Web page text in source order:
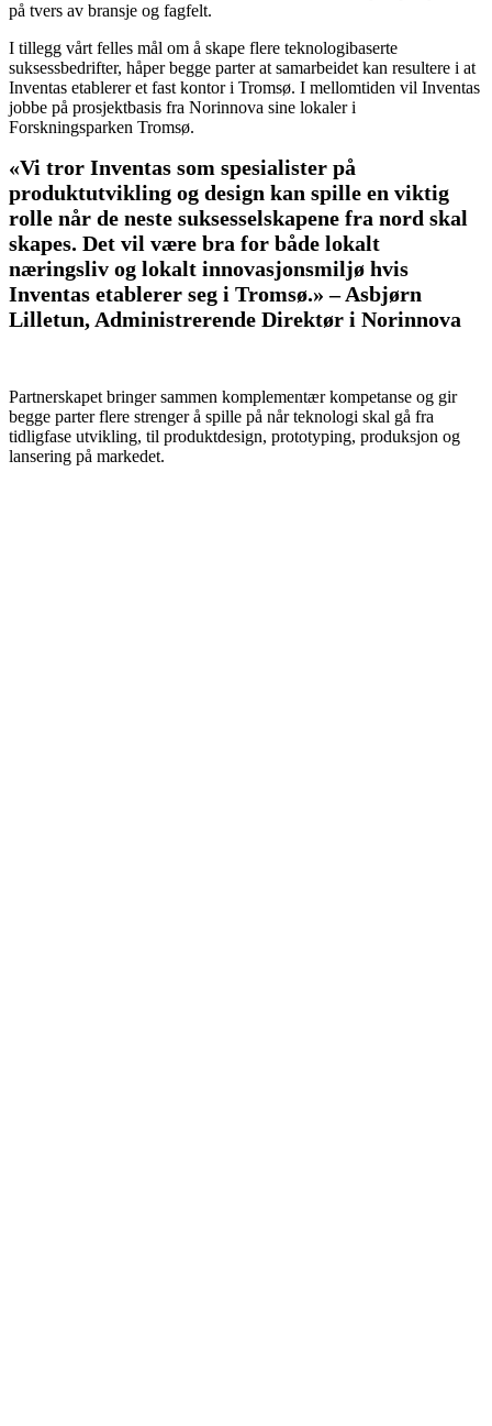
på tvers av bransje og fagfelt.
I tillegg vårt felles mål om å skape flere teknologibaserte
suksessbedrifter, håper begge parter at samarbeidet kan resultere i at
Inventas etablerer et fast kontor i Tromsø. I mellomtiden vil Inventas
jobbe på prosjektbasis fra Norinnova sine lokaler i
Forskningsparken Tromsø.
«Vi tror Inventas som spesialister på
produktutvikling og design kan spille en viktig
rolle når de neste suksesselskapene fra nord skal
skapes. Det vil være bra for både lokalt
næringsliv og lokalt innovasjonsmiljø hvis
Inventas etablerer seg i Tromsø.» – Asbjørn
Lilletun, Administrerende Direktør i Norinnova
Partnerskapet bringer sammen komplementær kompetanse og gir
begge parter flere strenger å spille på når teknologi skal gå fra
tidligfase utvikling, til produktdesign, prototyping, produksjon og
lansering på markedet.